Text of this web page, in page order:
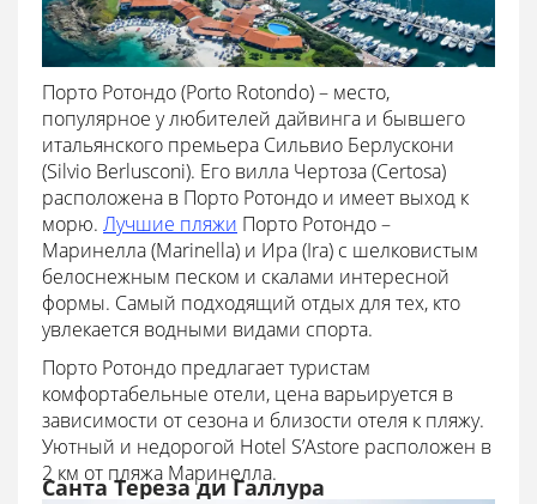
Порто Ротондо (Porto Rotondo) – место,
популярное у любителей дайвинга и бывшего
итальянского премьера Сильвио Берлускони
(Silvio Berlusconi). Его вилла Чертоза (Certosa)
расположена в Порто Ротондо и имеет выход к
морю. Лучшие пляжи Порто Ротондо –
Маринелла (Marinella) и Ира (Ira) с шелковистым
белоснежным песком и скалами интересной
формы. Самый подходящий отдых для тех, кто
увлекается водными видами спорта.
Порто Ротондо предлагает туристам
комфортабельные отели, цена варьируется в
зависимости от сезона и близости отеля к пляжу.
Уютный и недорогой Hotel S’Astore расположен в
2 км от пляжа Маринелла.
Санта Тереза ди Галлура